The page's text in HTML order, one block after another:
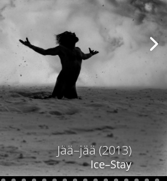
Jää–jää (2013)
Ice–Stay